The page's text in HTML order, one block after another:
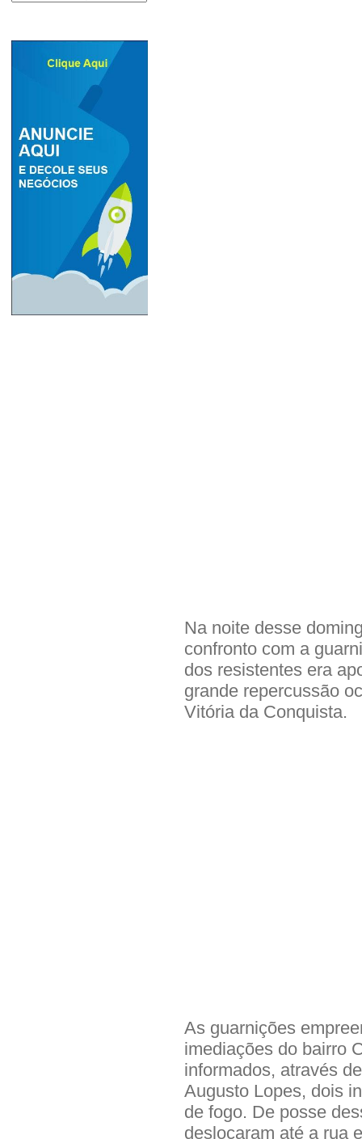
Na noite desse
confronto com a
dos resistentes era
grande repercussão
Vitória da Conquista.
As guarnições
imediações do bairro
informados, através
Augusto Lopes, dois
de fogo. De posse
deslocaram até a rua